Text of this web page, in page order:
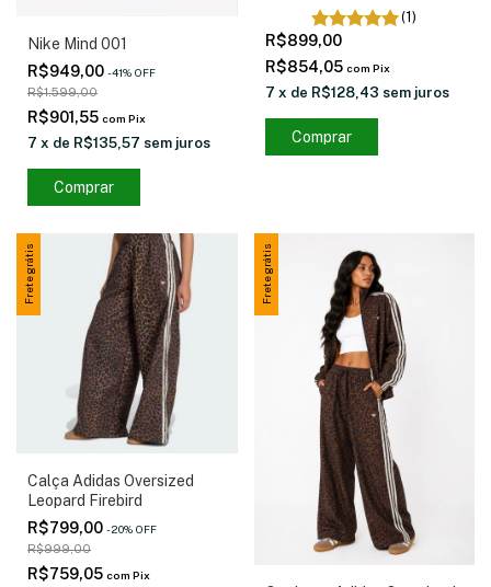
Nike Mind 001
R$949,00 -41% OFF
R$1.599,00
R$901,55 com Pix
7 x de R$135,57 sem juros
Comprar
(1)
R$899,00
R$854,05 com Pix
7 x de R$128,43 sem juros
Comprar
Frete grátis
Calça Adidas Oversized
Leopard Firebird
R$799,00 -20% OFF
R$999,00
R$759,05 com Pix
Frete grátis